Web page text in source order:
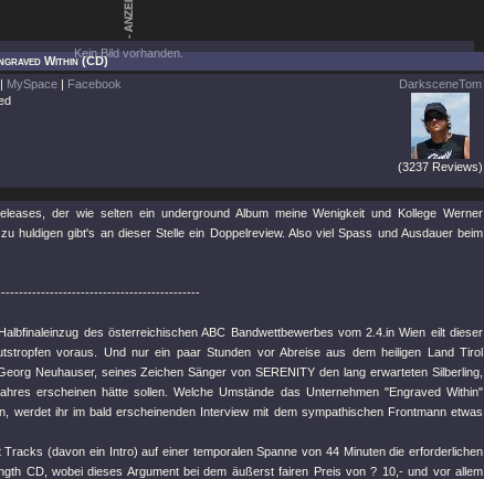
Kein Bild vorhanden.
Within (CD)
| MySpace | Facebook
DarksceneTom
(3237 Reviews)
der wie selten ein underground Album meine Wenigkeit und Kollege Werner
huldigen gibt's an dieser Stelle ein Doppelreview. Also viel Spass und Ausdauer beim
des österreichischen ABC Bandwettbewerbes vom 2.4.in Wien eilt dieser
voraus. Und nur ein paar Stunden vor Abreise aus dem heiligen Land Tirol
Neuhauser, seines Zeichen Sänger von SERENITY den lang erwarteten Silberling,
erscheinen hätte sollen. Welche Umstände das Unternehmen "Engraved Within"
werdet ihr im bald erscheinenden Interview mit dem sympathischen Frontmann etwas
(davon ein Intro) auf einer temporalen Spanne von 44 Minuten die erforderlichen
CD, wobei dieses Argument bei dem äußerst fairen Preis von ? 10,- und vor allem